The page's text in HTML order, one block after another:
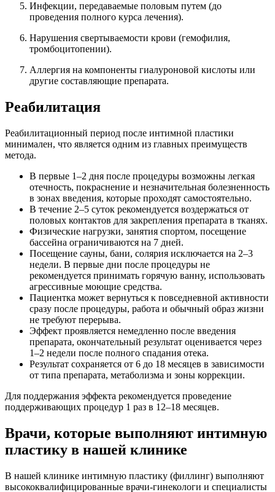
Инфекции, передаваемые половым путем (до
проведения полного курса лечения).
Нарушения свертываемости крови (гемофилия,
тромбоцитопении).
Аллергия на компоненты гиалуроновой кислоты или
другие составляющие препарата.
Реабилитация
Реабилитационный период после интимной пластики
минимален, что является одним из главных преимуществ
метода.
В первые 1–2 дня после процедуры возможны легкая
отечность, покраснение и незначительная болезненность
в зонах введения, которые проходят самостоятельно.
В течение 2–5 суток рекомендуется воздержаться от
половых контактов для закрепления препарата в тканях.
Физические нагрузки, занятия спортом, посещение
бассейна ограничиваются на 7 дней.
Посещение сауны, бани, солярия исключается на 2–3
недели. В первые дни после процедуры не
рекомендуется принимать горячую ванну, использовать
агрессивные моющие средства.
Пациентка может вернуться к повседневной активности
сразу после процедуры, работа и обычный образ жизни
не требуют перерыва.
Эффект проявляется немедленно после введения
препарата, окончательный результат оценивается через
1–2 недели после полного спадания отека.
Результат сохраняется от 6 до 18 месяцев в зависимости
от типа препарата, метаболизма и зоны коррекции.
Для поддержания эффекта рекомендуется проведение
поддерживающих процедур 1 раз в 12–18 месяцев.
Врачи, которые выполняют интимную
пластику в нашей клинике
В нашей клинике интимную пластику (филлинг) выполняют
высококвалифицированные врачи-гинекологи и специалисты